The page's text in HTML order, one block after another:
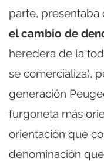
parte, presentaba
el cambio de
heredera de la
se comercializa),
generación
furgoneta más
orientación que
denominación